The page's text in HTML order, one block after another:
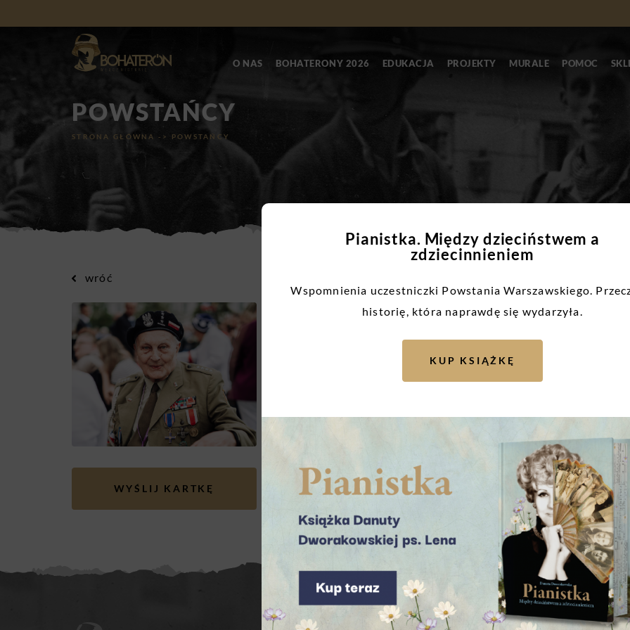
O NAS BOHATERONY 2026 EDUKACJA PROJEKTY MURALE POMOC
POWSTAŃCY
STRONA GŁÓWNA -> POWSTAŃCY
wróć
WYŚLIJ KARTKĘ
| ur. 1931
pseudonim ,,Czarny”, szeregowiec, Zgrupowanie „Chrobry
Pianistka. Między dzieciństwem a
zdziecinnieniem
Wspomnienia uczestniczki Powstania Warszawskiego.
historię, która naprawdę się wydarzyła.
KUP KSIĄŻKĘ